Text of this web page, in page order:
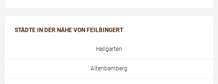
STÄDTE IN DER NÄHE VON FEILBINGERT
Hallgarten
Altenbamberg